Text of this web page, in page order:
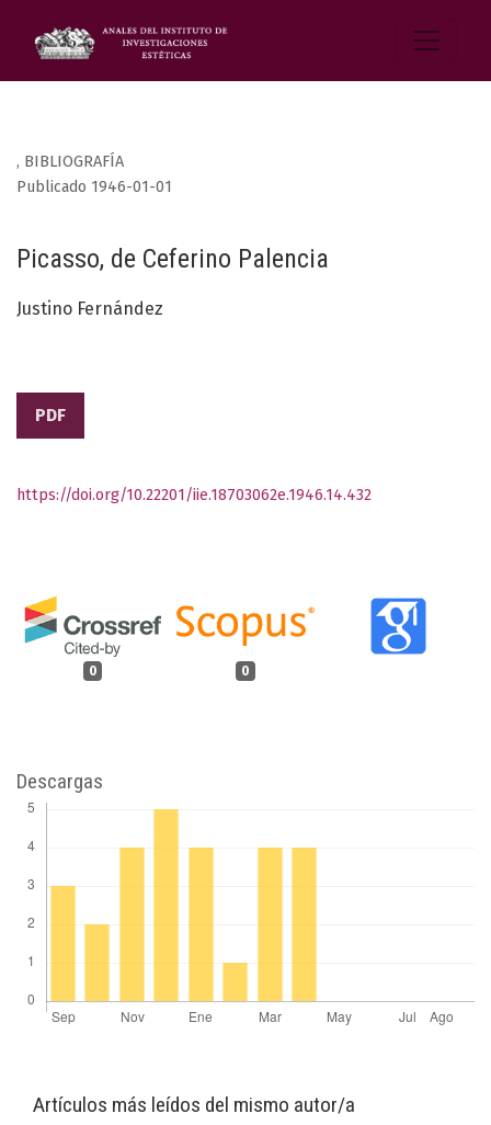
, BIBLIOGRAFÍA
Picasso, de Ceferino Palencia
Publicado 1946-01-01
Justino Fernández
PDF
0 0
https://doi.org/10.22201/iie.18703062e.1946.14.432
Descargas
Artículos más leídos del mismo autor/a